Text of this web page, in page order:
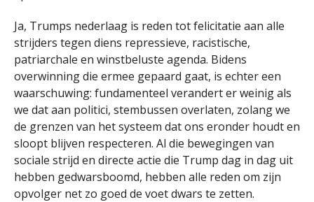
Ja, Trumps nederlaag is reden tot felicitatie aan alle
strijders tegen diens repressieve, racistische,
patriarchale en winstbeluste agenda. Bidens
overwinning die ermee gepaard gaat, is echter een
waarschuwing: fundamenteel verandert er weinig als
we dat aan politici, stembussen overlaten, zolang we
de grenzen van het systeem dat ons eronder houdt en
sloopt blijven respecteren. Al die bewegingen van
sociale strijd en directe actie die Trump dag in dag uit
hebben gedwarsboomd, hebben alle reden om zijn
opvolger net zo goed de voet dwars te zetten.